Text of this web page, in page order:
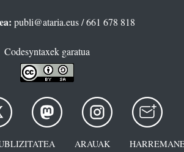
publi@ataria.eus/ 661 678 818
Codesyntaxek garatua
ARAUAK